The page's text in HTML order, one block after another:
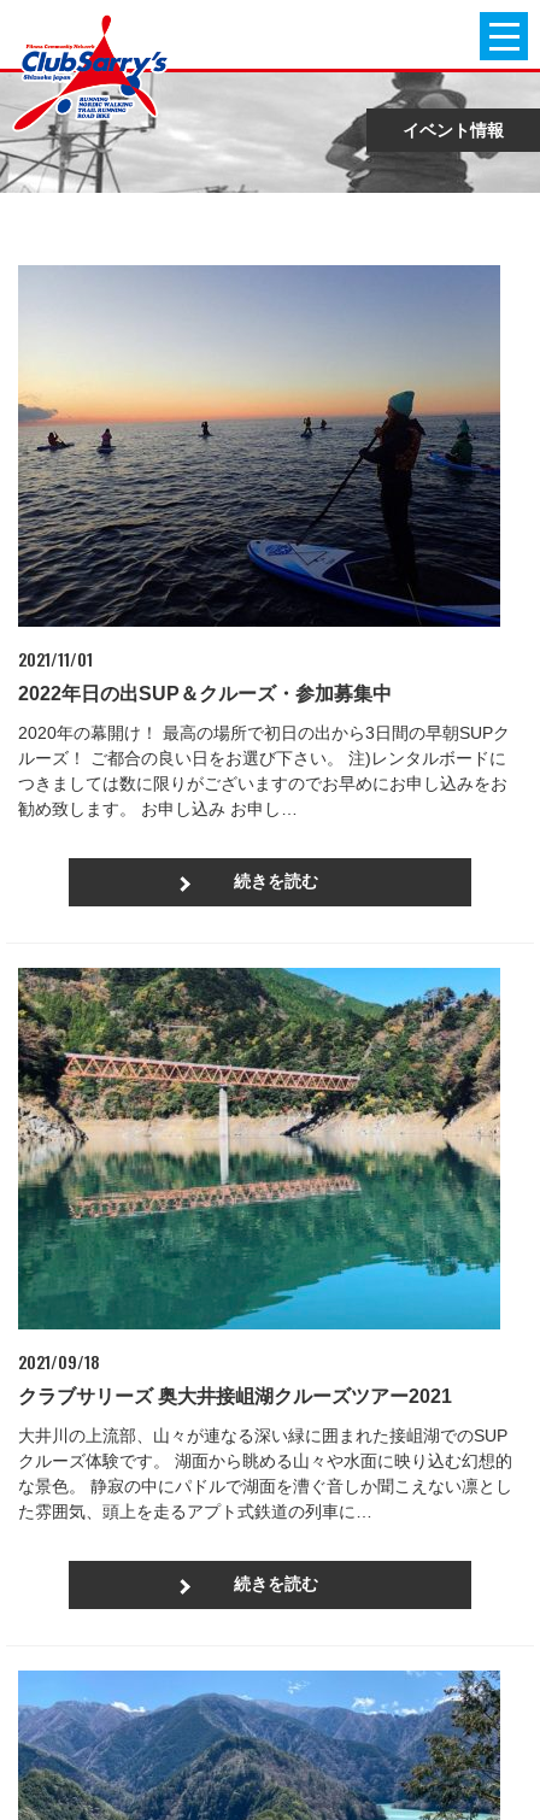
イベント情報
2021/11/01
2022年日の出SUP＆クルーズ・参加募集中
2020年の幕開け！ 最高の場所で初日の出から3日間の早朝SUPク
ルーズ！ ご都合の良い日をお選び下さい。 注)レンタルボードに
つきましては数に限りがございますのでお早めにお申し込みをお
勧め致します。 お申し込み お申し…
続きを読む
2021/09/18
クラブサリーズ 奥大井接岨湖クルーズツアー2021
大井川の上流部、山々が連なる深い緑に囲まれた接岨湖でのSUP
クルーズ体験です。 湖面から眺める山々や水面に映り込む幻想的
な景色。 静寂の中にパドルで湖面を漕ぐ音しか聞こえない凛とし
た雰囲気、頭上を走るアプト式鉄道の列車に…
続きを読む